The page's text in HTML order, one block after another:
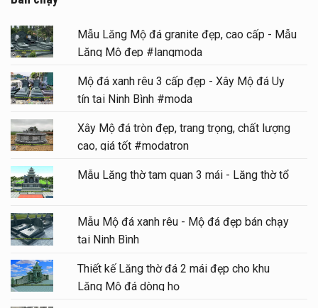
Mẫu Lăng Mộ đá granite đẹp, cao cấp - Mẫu
Lăng Mộ đẹp #langmoda
Mộ đá xanh rêu 3 cấp đẹp - Xây Mộ đá Uy
tín tại Ninh Bình #moda
Xây Mộ đá tròn đẹp, trang trọng, chất lượng
cao, giá tốt #modatron
Mẫu Lăng thờ tam quan 3 mái - Lăng thờ tổ
Mẫu Mộ đá xanh rêu - Mộ đá đẹp bán chạy
tại Ninh Bình
Thiết kế Lăng thờ đá 2 mái đẹp cho khu
Lăng Mộ đá dòng họ